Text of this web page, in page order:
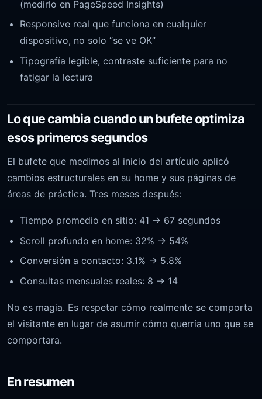
(medirlo en PageSpeed Insights)
Responsive real que funciona en cualquier
dispositivo, no solo “se ve OK”
Tipografía legible, contraste suficiente para no
fatigar la lectura
Lo que cambia cuando un bufete optimiza
esos primeros segundos
El bufete que medimos al inicio del artículo aplicó
cambios estructurales en su home y sus páginas de
áreas de práctica. Tres meses después:
Tiempo promedio en sitio: 41 → 67 segundos
Scroll profundo en home: 32% → 54%
Conversión a contacto: 3.1% → 5.8%
Consultas mensuales reales: 8 → 14
No es magia. Es respetar cómo realmente se comporta
el visitante en lugar de asumir cómo querría uno que se
comportara.
En resumen